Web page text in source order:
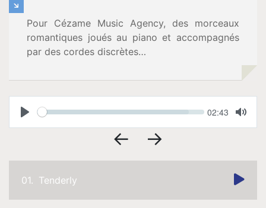
Vidéos
Tournée
Espace
Pro
Contact
Pour Cézame Music Agency, des morceaux
romantiques joués au piano et accompagnés
par des cordes discrètes…
Play
Seek Current
02:43
Mute
← →
01. Tenderly